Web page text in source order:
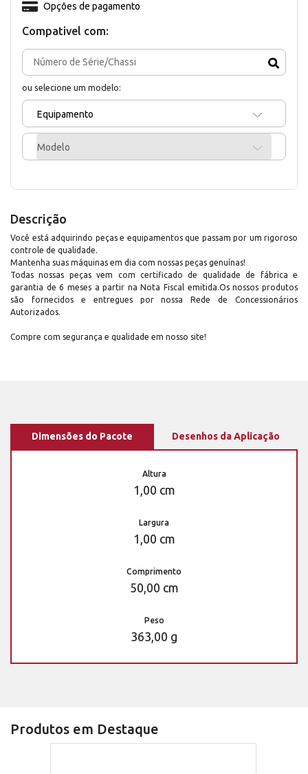
Compativel com:
ou selecione um modelo:
Equipamento
Modelo
Opções de pagamento
Descrição
Você está adquirindo peças e equipamentos que passam por um rigoroso
controle de qualidade.
Mantenha suas máquinas em dia com nossas peças genuínas!
Todas nossas peças vem com certificado de qualidade de fábrica e
garantia de 6 meses a partir na Nota Fiscal emitida.Os nossos produtos
são fornecidos e entregues por nossa Rede de Concessionários
Autorizados.
Compre com segurança e qualidade em nosso site!
Dimensões do Pacote Desenhos da Aplicação
Altura
1,00 cm
Largura
1,00 cm
Comprimento
50,00 cm
Peso
363,00 g
Produtos em Destaque